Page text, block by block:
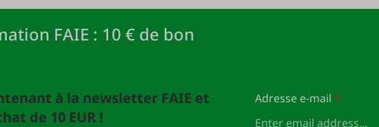
FAIE : 10 € de bon
à la newsletter FAIE et
de 10 EUR !
Adresse e-mail *